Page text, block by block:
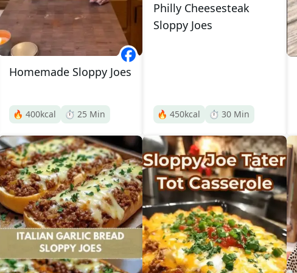
Homemade Sloppy Joes
🔥 400kcal ⏱️ 25 Min
Philly Cheesesteak
Sloppy Joes
🔥 450kcal ⏱️ 30 Min